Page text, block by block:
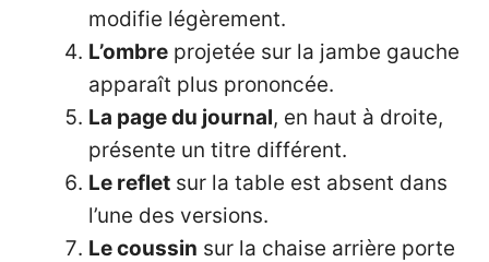
modifie légèrement.
L’ombre projetée sur la jambe gauche
apparaît plus prononcée.
La page du journal, en haut à droite,
présente un titre différent.
Le reflet sur la table est absent dans
l’une des versions.
Le coussin sur la chaise arrière porte